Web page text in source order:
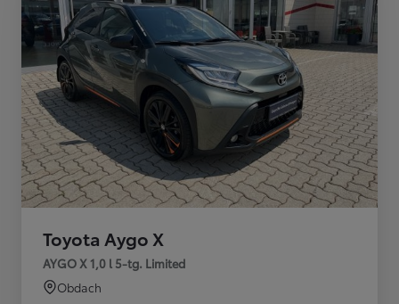
Toyota Aygo X
AYGO X 1,0 l 5-tg. Limited
Obdach